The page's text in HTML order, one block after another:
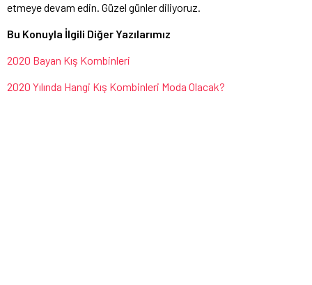
etmeye devam edin. Güzel günler diliyoruz.
Bu Konuyla İlgili Diğer Yazılarımız
2020 Bayan Kış Kombinleri
2020 Yılında Hangi Kış Kombinleri Moda Olacak?